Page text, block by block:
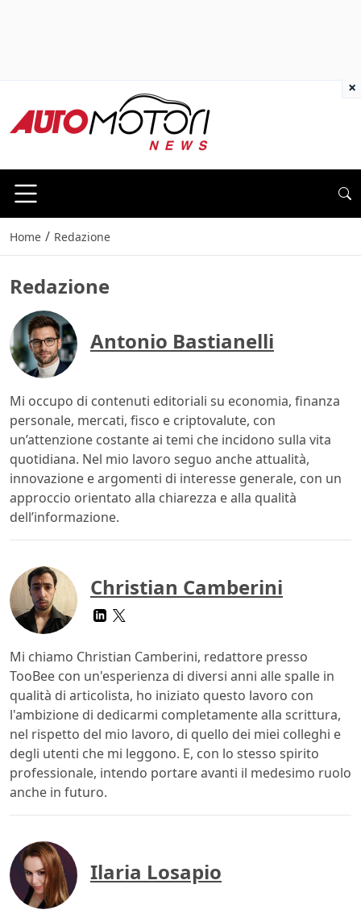
Home / Redazione
Redazione
Antonio Bastianelli
Mi occupo di contenuti editoriali su economia, finanza
personale, mercati, fisco e criptovalute, con
un’attenzione costante ai temi che incidono sulla vita
quotidiana. Nel mio lavoro seguo anche attualità,
innovazione e argomenti di interesse generale, con un
approccio orientato alla chiarezza e alla qualità
dell’informazione.
Christian Camberini
Mi chiamo Christian Camberini, redattore presso
TooBee con un'esperienza di diversi anni alle spalle in
qualità di articolista, ho iniziato questo lavoro con
l'ambizione di dedicarmi completamente alla scrittura,
nel rispetto del mio lavoro, di quello dei miei colleghi e
degli utenti che mi leggono. E, con lo stesso spirito
professionale, intendo portare avanti il medesimo ruolo
anche in futuro.
Ilaria Losapio
×